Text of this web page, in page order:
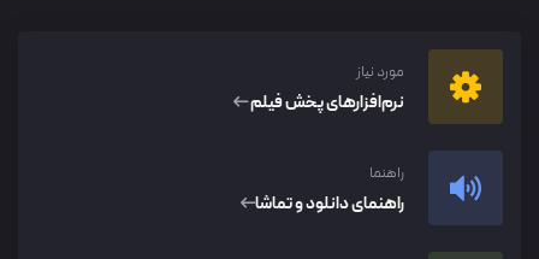
مورد نیاز
نرم‌افزار‌های پخش فیلم
راهنما
راهنمای دانلود و تماشا